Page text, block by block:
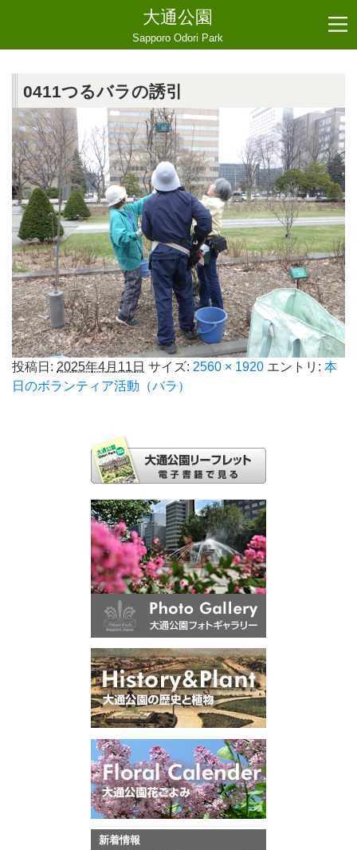
大通公園
Sapporo Odori Park
0411つるバラの誘引
投稿日: 2025年4月11日 サイズ: 2560 × 1920 エントリ: 本
日のボランティア活動（バラ）
新着情報